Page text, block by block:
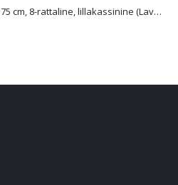
Reisikohver 75 cm, 8-rattaline, lillakassinine (Lavendel), TSA koodlukk, Samsonite Essens